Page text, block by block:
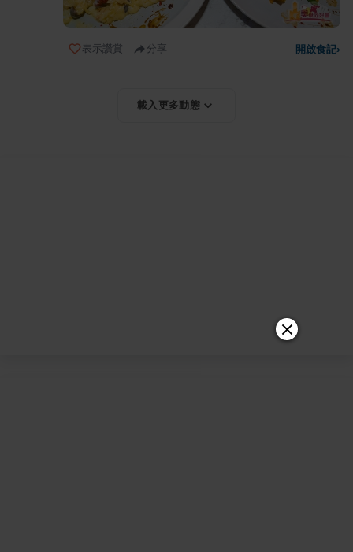
表示讚賞 分享 開啟食記›
載入更多動態